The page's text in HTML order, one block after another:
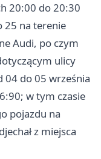
20:00 do 20:30
25 na terenie
Audi, po czym
ulicy
04 do 05 września
w tym czasie
pojazdu na
z miejsca